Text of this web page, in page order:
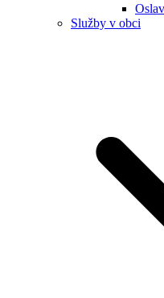
Služby v obci